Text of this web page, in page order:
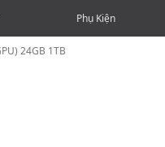
Phụ Kiện
24GB 1TB